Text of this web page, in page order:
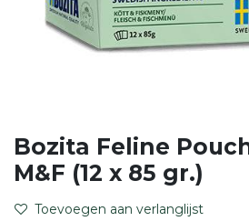
Bozita Feline
M&F (12 x 85 gr.)
Toevoegen aan verlanglijst